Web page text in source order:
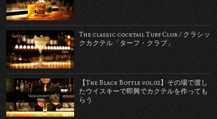
The classic cocktail Turf Club / クラシッ
クカクテル「ターフ・クラブ」
【The Black Bottle vol.02】その場で渡し
たウイスキーで即興でカクテルを作っても
らう